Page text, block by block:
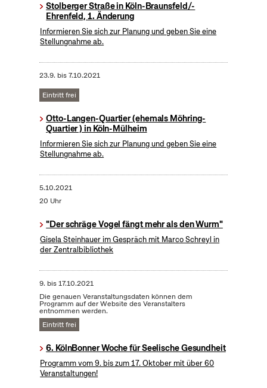
Stolberger Straße in Köln-Braunsfeld/-
Ehrenfeld, 1. Änderung
Informieren Sie sich zur Planung und geben Sie eine
Stellungnahme ab.
23.9. bis7.10.2021
Eintritt frei
Otto-Langen-Quartier (ehemals Möhring-
Quartier ) in Köln-Mülheim
Informieren Sie sich zur Planung und geben Sie eine
Stellungnahme ab.
5.10.2021
20 Uhr
"Der schräge Vogel fängt mehr als den Wurm"
Gisela Steinhauer im Gespräch mit Marco Schreyl in
der Zentralbibliothek
9. bis17.10.2021
Die genauen Veranstaltungsdaten können dem
Programm auf der Website des Veranstalters
entnommen werden.
Eintritt frei
6. KölnBonner Woche für Seelische Gesundheit
Programm vom 9. bis zum 17. Oktober mit über 60
Veranstaltungen!